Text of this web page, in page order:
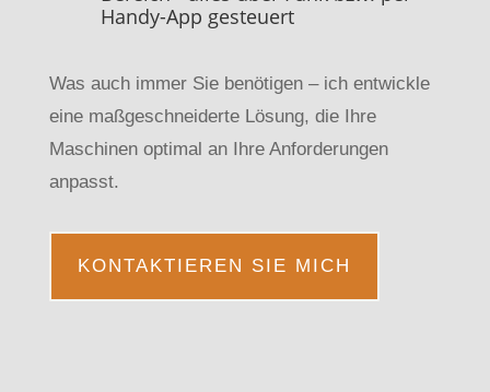
Handy-App gesteuert
Was auch immer Sie benötigen – ich entwickle
eine maßgeschneiderte Lösung, die Ihre
Maschinen optimal an Ihre Anforderungen
anpasst.
KONTAKTIEREN SIE MICH